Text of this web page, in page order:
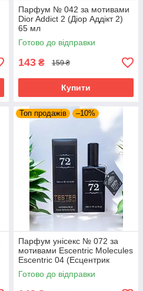
Парфум № 042 за мотивами
Dior Addict 2 (Діор Аддікт 2)
65 мл
Готово до відправки
143 ₴ 159 ₴
Купити
Топ продажів –10%
Парфум унісекс № 072 за
мотивами Escentric Molecules
Escentric 04 (Есцентрик
Молекула Есцентрик 04) 65
мл
Готово до відправки